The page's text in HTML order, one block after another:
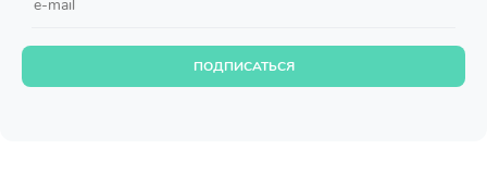
ПОДПИСАТЬСЯ